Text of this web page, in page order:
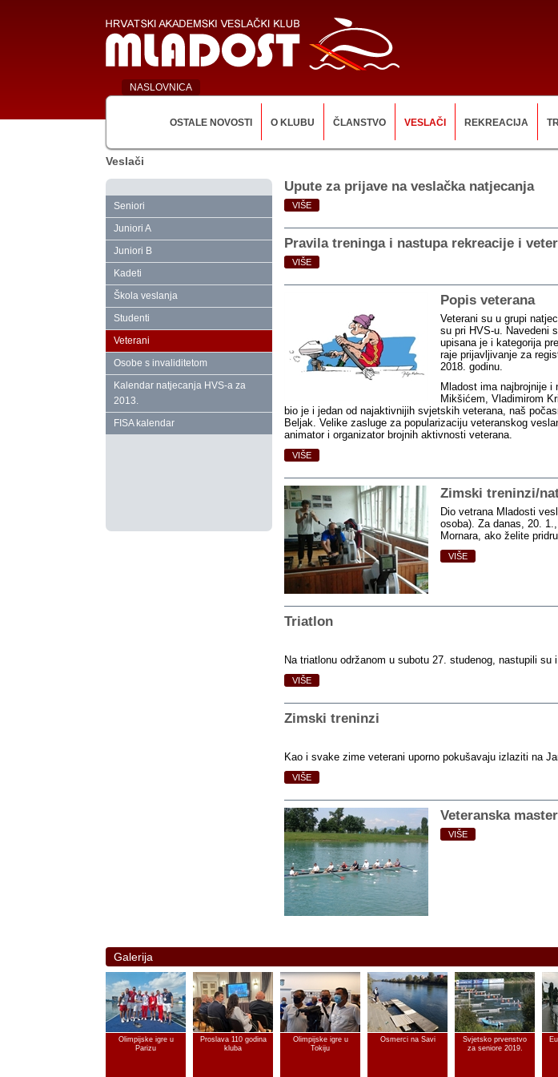
NASLOVNICA
OSTALE NOVOSTI O KLUBU ČLANSTVO VESLAČI REKREACIJA
Veslači
Seniori
Juniori A
Juniori B
Kadeti
Škola veslanja
Studenti
Veterani
Osobe s invaliditetom
Kalendar natjecanja HVS‑a za
2013.
FISA kalendar
Upute za prijave na veslačka natjecanja
VIŠE
Pravila treninga i nastupa rekreacije i
VIŠE
Popis veterana
Veterani su u grupi
su pri HVS-u. Navedeni
upisana je i kategorija
raje prijavljivanje za
2018. godinu.
Mladost ima najbrojnije i
Mikšićem, Vladimirom
bio je i jedan od najaktivnijih svjetskih veterana, naš
Beljak. Velike zasluge za popularizaciju veteranskog
animator i organizator brojnih aktivnosti veterana.
VIŠE
Zimski treninzi/
Dio vetrana Mladosti
osoba). Za danas, 20.
Mornara, ako želite
VIŠE
Triatlon
Na triatlonu održanom u subotu 27. studenog, nastupili su
VIŠE
Zimski treninzi
Kao i svake zime veterani uporno pokušavaju izlaziti na
VIŠE
Veteranska
VIŠE
Galerija
Olimpijske igre u
Parizu
Proslava 110 godina
kluba
Olimpijske igre u
Tokiju
Osmerci na Savi
Svjetsko prvenstvo
za seniore 2019.